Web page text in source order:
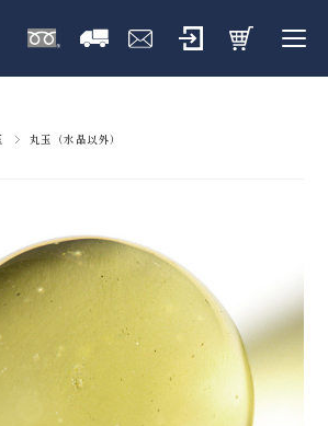
丸玉（水晶以外）